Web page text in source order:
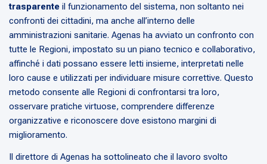
trasparente il funzionamento del sistema, non soltanto nei
confronti dei cittadini, ma anche all’interno delle
amministrazioni sanitarie. Agenas ha avviato un confronto con
tutte le Regioni, impostato su un piano tecnico e collaborativo,
affinché i dati possano essere letti insieme, interpretati nelle
loro cause e utilizzati per individuare misure correttive. Questo
metodo consente alle Regioni di confrontarsi tra loro,
osservare pratiche virtuose, comprendere differenze
organizzative e riconoscere dove esistono margini di
miglioramento.
Il direttore di Agenas ha sottolineato che il lavoro svolto